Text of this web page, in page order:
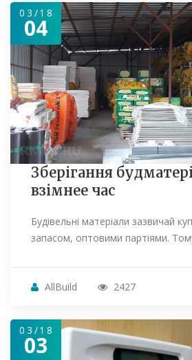
03/18
04
Зберігання
взімнее час
Будівельні матеріали зазвичай
запасом, оптовими партіями.
AllBuild 2427
03/18
03